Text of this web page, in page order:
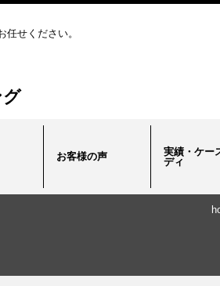
せください。
お客様の声
実績・ケー
ディ